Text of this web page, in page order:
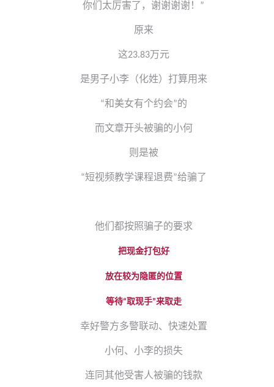
你们太厉害了，谢谢谢谢！ ”
原来
这23.83万元
是男子小李（化姓）打算用来
“和美女有个约会”的
而文章开头被骗的小何
则是被
“短视频教学课程退费”给骗了
他们都按照骗子的要求
把现金打包好
放在较为隐匿的位置
等待“取现手”来取走
幸好警方多警联动、快速处置
小何、小李的损失
连同其他受害人被骗的钱款